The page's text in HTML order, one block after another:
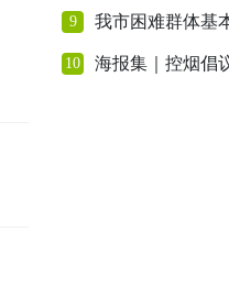
9 我市困难群体基
10 海报集｜控烟倡